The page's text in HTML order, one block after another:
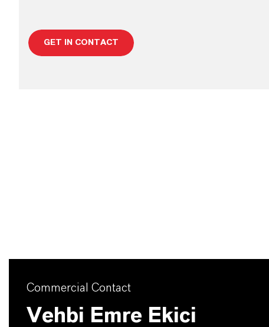
GET IN CONTACT
Commercial Contact
Vehbi Emre Ekici